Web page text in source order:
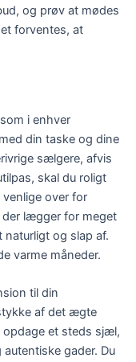
og prøv at mødes
forventes, at
i enhver
din taske og dine
sælgere, afvis
skal du roligt
venlige over for
lægger for meget
og slap af.
varme måneder.
til din
af det ægte
opdage et steds sjæl,
gader. Du